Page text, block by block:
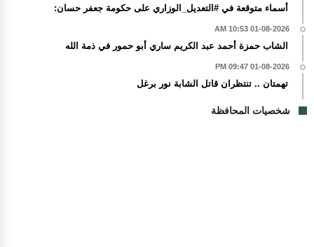
أسماء متوقعة في #التعديل_الوزاري على حكومة جعفر حسان:
01-08-2026 10:53 AM
الشاب حمزة أحمد عبد الكريم ساري أبو حمور في ذمة الله
01-08-2026 09:47 PM
تهمتان .. تنتظران قاتل الشابة نور برغل
شخصيات المحافظة